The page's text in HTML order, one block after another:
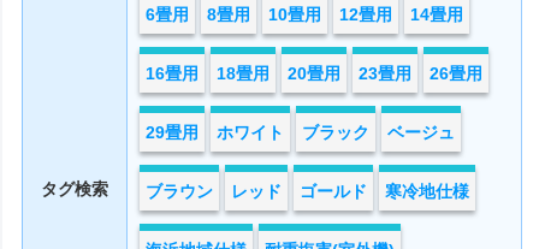
タグ検索
6畳用 8畳用 10畳用 12畳用 14畳用
16畳用 18畳用 20畳用 23畳用 26畳用
29畳用 ホワイト ブラック ベージュ
ブラウン レッド ゴールド 寒冷地仕様